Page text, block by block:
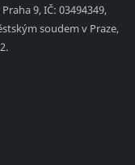
9, IČ: 03494349,
soudem v Praze,